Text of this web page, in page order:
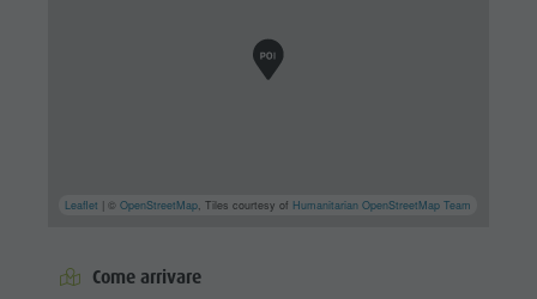
Leaflet | ©OpenStreetMap, Tiles courtesy of Humanitarian OpenStreetMap Team
Come arrivare